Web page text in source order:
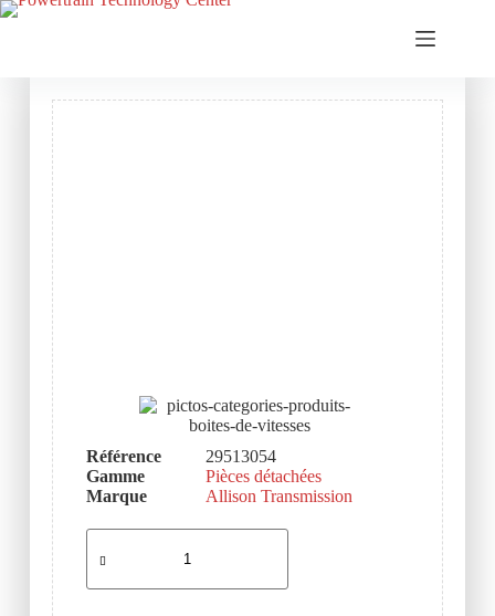
Référence
29513054
Gamme
Pièces détachées
Marque
Allison Transmission